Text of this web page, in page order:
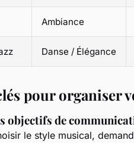
Ambiance
Danse / Élégance
pour organiser
objectifs de
le style musical,